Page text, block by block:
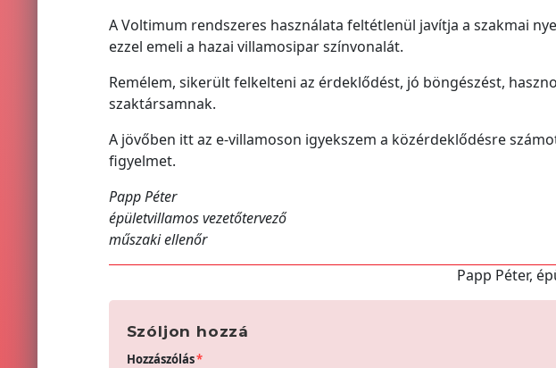
A Voltimum rendszeres használata feltétlenül javítja a szakmai
ezzel emeli a hazai villamosipar színvonalát.
Remélem, sikerült felkelteni az érdeklődést, jó böngészést,
szaktársamnak.
A jövőben itt az e-villamoson igyekszem a közérdeklődésre
figyelmet.
Papp Péter
épületvillamos vezetőtervező
műszaki ellenőr
Papp Péter,
Szóljon hozzá
Hozzászólás*